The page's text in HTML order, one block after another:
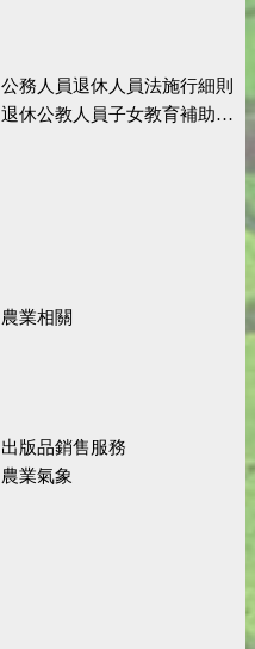
公務人員退休人員法施行細則
退休公教人員子女教育補助規定
農業相關
出版品銷售服務
農業氣象